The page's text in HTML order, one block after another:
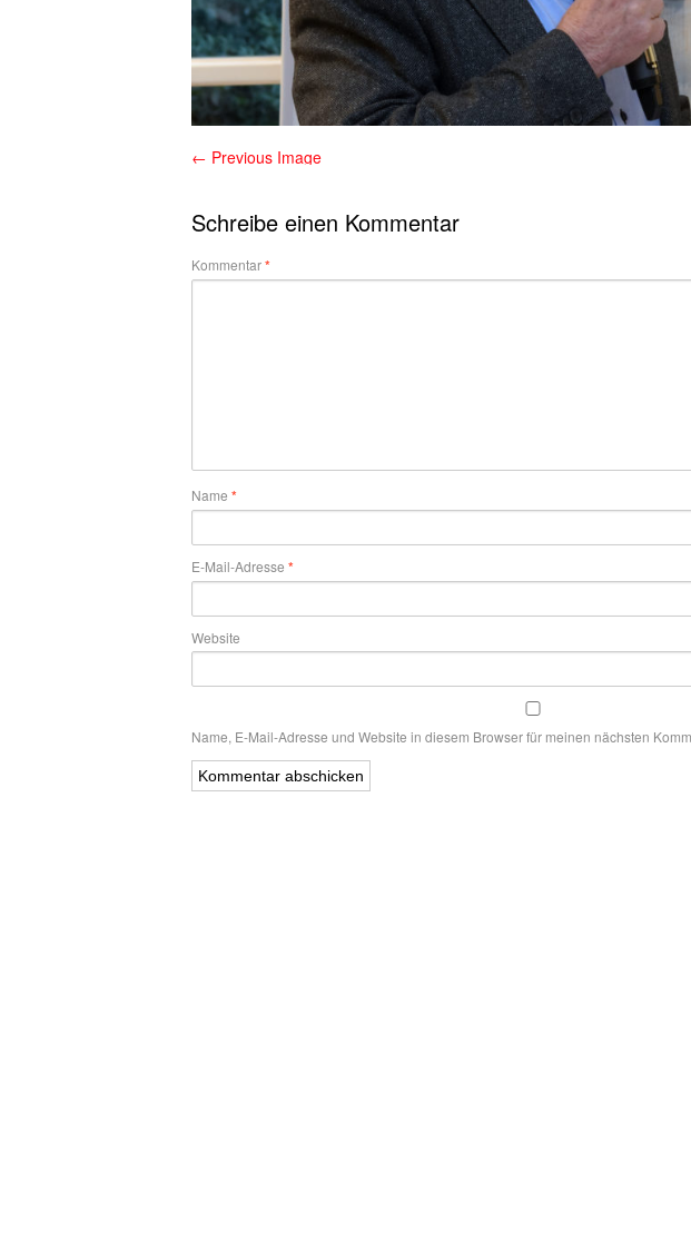
← Previous Image
Schreibe einen Kommentar
Kommentar*
Name *
E-Mail-Adresse *
Website
Name, E-Mail-Adresse und Website in diesem Browser für meinen nächsten